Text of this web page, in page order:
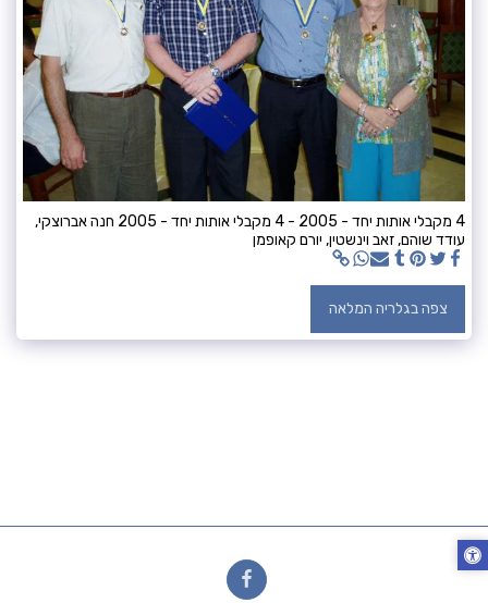
4 מקבלי אותות יחד - 2005 - 4 מקבלי אותות יחד - 2005 חנה אברוצקי,
עודד שוהם, זאב וינשטין, יורם קאופמן
צפה בגלריה המלאה